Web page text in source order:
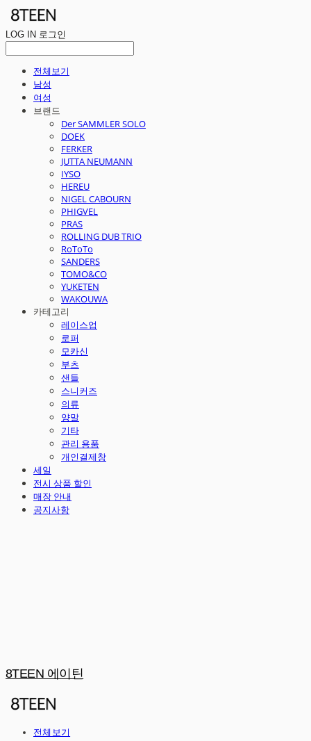
LOG IN 로그인
전체보기
남성
여성
브랜드
Der SAMMLER SOLO
DOEK
FERKER
JUTTA NEUMANN
IYSO
HEREU
NIGEL CABOURN
PHIGVEL
PRAS
ROLLING DUB TRIO
RoToTo
SANDERS
TOMO&CO
YUKETEN
WAKOUWA
카테고리
레이스업
로퍼
모카신
부츠
샌들
스니커즈
의류
양말
기타
관리 용품
개인결제창
세일
전시 상품 할인
매장 안내
공지사항
8TEEN 에이틴
전체보기